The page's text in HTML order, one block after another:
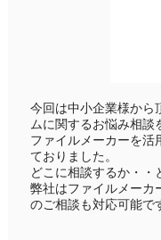
今回は中小企業様から
ムに関するお悩み相談
ファイルメーカーを活
ておりました。
どこに相談するか・・
弊社はファイルメーカ
のご相談も対応可能で